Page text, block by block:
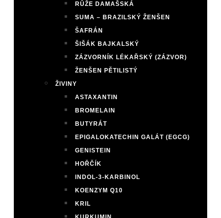
RŮŽE DAMAŠSKÁ
SUMA – BRAZILSKÝ ŽENŠEN
ŠAFRÁN
ŠIŠÁK BAJKALSKÝ
ZÁZVORNÍK LÉKAŘSKÝ (ZÁZVOR)
ŽENŠEN PĚTILISTÝ
ŽIVINY
ASTAXANTIN
BROMELAIN
BUTYRÁT
EPIGALOKATECHIN GALÁT (EGCG)
GENISTEIN
HOŘČÍK
INDOL-3-KARBINOL
KOENZYM Q10
KRIL